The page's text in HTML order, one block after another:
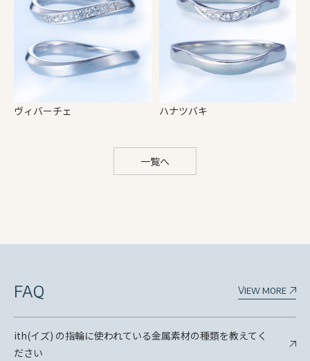
ヴィバーチェ ハナツバキ
一覧へ
FAQ View more
ith(イズ) の指輪に使われている金属素材の種類を教えてく
ださい